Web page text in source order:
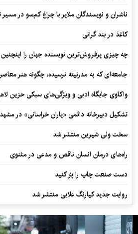
ناشران و نویسندگان ملایر با چراغ کم‌سو در
کاغذ در بند گرانی
چه چیزی پرفروش‌ترین نویسنده جهان را
جامعه‌ای که به مدرنیته نرسیده، چگونه هنر
واکاوی جایگاه ادبی و ویژگی‌های سبکی حزین
تشکیل دبیرخانه دائمی «یاران خراسانی» در مشهد
سخت ولی شیرین منتشر شد
راه‌های درمان انسان ناقص و مدعی در مثنوی
دست صنعت چاپ را پرُ کنید
روایت جدید کیارنگ علایی منتشر شد